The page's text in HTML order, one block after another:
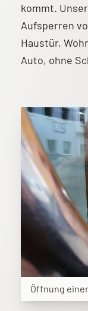
kommt.
Aufsperren
Haustür,
Auto, ohne
Öffnung